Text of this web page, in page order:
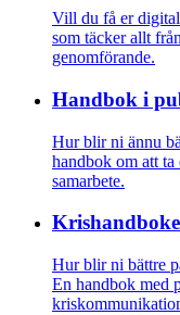
Vill du få er
som täcker allt
genomförande.
Handbok i
Hur blir ni ännu
handbok om att ta
samarbete.
Hur blir ni bättre
En handbok med